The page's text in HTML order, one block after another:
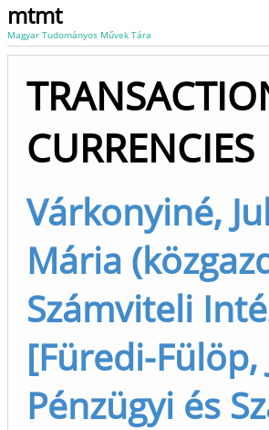
mtmt
Magyar Tudományos Művek Tára
CURRENCIES
Várkonyiné,
Mária
Számviteli
[Füredi-Fülöp,
Pénzügyi és